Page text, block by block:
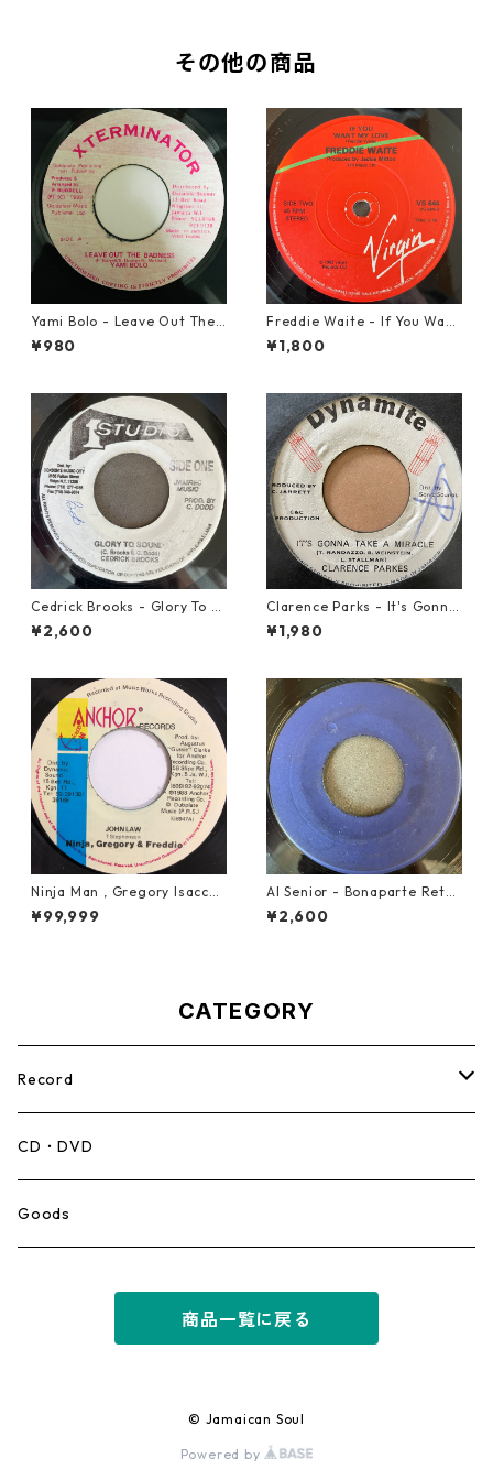
その他の商品
Yami Bolo - Leave Out The
Badness 【7-10916】
¥980
Freddie Waite - If You Want
My Love【7-21943】
¥1,800
Cedrick Brooks - Glory To S
ounds【7-21786】
¥2,600
Clarence Parks - It's Gonna
Take A Miracle【7-21096】
¥1,980
Ninja Man , Gregory Isaccs
& Freddie Mcgregor - John
Low【7-20010】
¥99,999
Al Senior - Bonaparte Retre
at【7-21861】
¥2,600
CATEGORY
Record
Mento,Calypso,Ballad
Ska
CD・DVD
Goods
商品一覧に戻る
© Jamaican Soul
Powered by